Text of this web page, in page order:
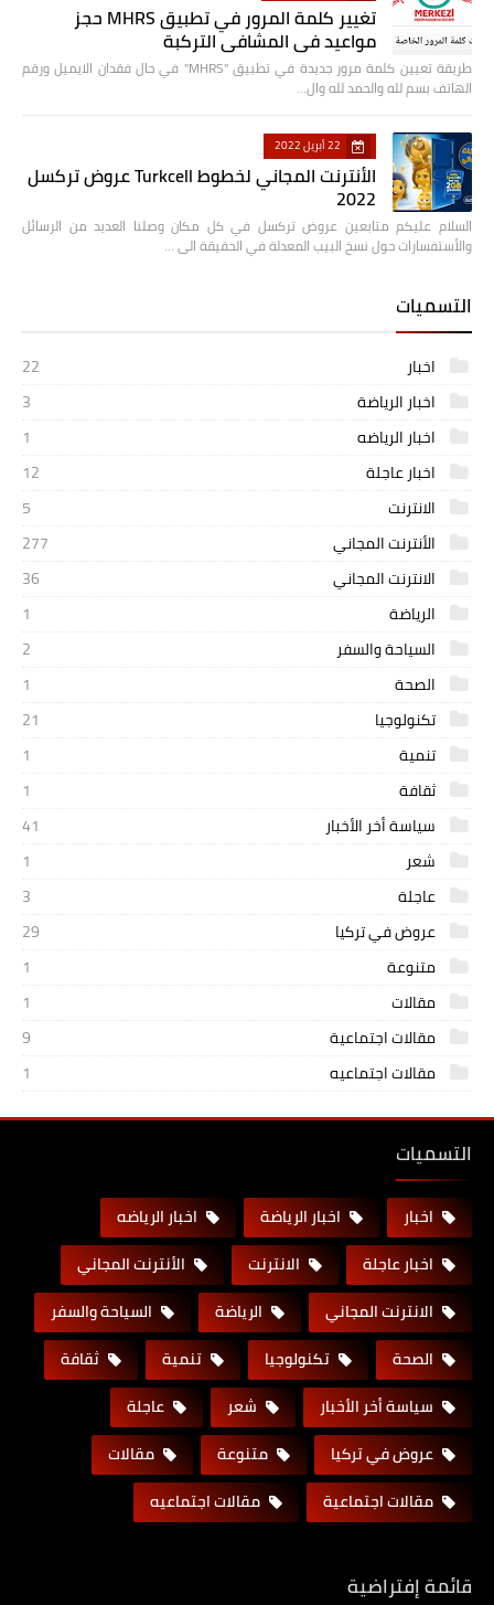
تغيير كلمة المرور في تطبيق MHRS حجز
مواعيد في المشافي التركبة
طريقة تعيين كلمة مرور جديدة في تطبيق "MHRS" في حال فقدان الايميل ورقم
الهاتف بسم لله والحمد لله وال…
22 أبريل 2022
الأنترنت المجاني لخطوط Turkcell عروض تركسل
2022
السلام عليكم متابعين عروض تركسل في كل مكان وصلنا العديد من الرسائل
والأستفسارات حول نسخ البيب المعدلة في الحقيقة الى …
التسميات
اخبار
22
اخبار الرياضة
3
اخبار الرياضه
1
اخبار عاجلة
12
الانترنت
5
الأنترنت المجاني
277
الانترنت المجاني
36
الرياضة
1
السياحة والسفر
2
الصحة
1
تكنولوجيا
21
تنمية
1
ثقافة
1
سياسة أخر الأخبار
41
شعر
1
عاجلة
3
عروض في تركيا
29
متنوعة
1
مقالات
1
مقالات اجتماعية
9
مقالات اجتماعيه
1
التسميات
اخبار اخبار الرياضة
اخبار الرياضه
اخبار عاجلة
الانترنت
الأنترنت المجاني
الانترنت المجاني
الرياضة
السياحة والسفر
الصحة
تكنولوجيا تنمية
ثقافة
سياسة أخر الأخبار
شعر
عاجلة
عروض في تركيا
متنوعة
مقالات
مقالات اجتماعية
مقالات اجتماعيه
قائمة إفتراضية